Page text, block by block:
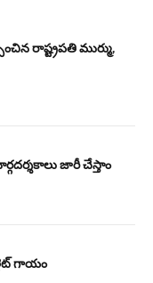
రాష్ట్రపతి ముర్ము,
జారీ చేస్తాం
గాయం